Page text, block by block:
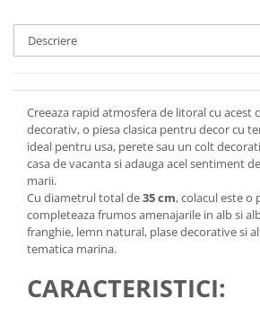
Descriere
Creeaza rapid atmosfera de litoral cu acest
decorativ, o piesa clasica pentru decor cu
ideal pentru usa, perete sau un colt
casa de vacanta si adauga acel sentiment
marii.
Cu diametrul total de35 cm, colacul este o
completeaza frumos amenajarile in alb si
franghie, lemn natural, plase decorative si
tematica marina.
CARACTERISTICI: